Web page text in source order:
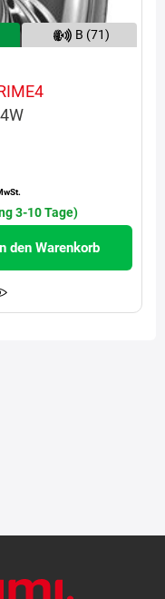
B (71)
3-10 Tage)
den Warenkorb